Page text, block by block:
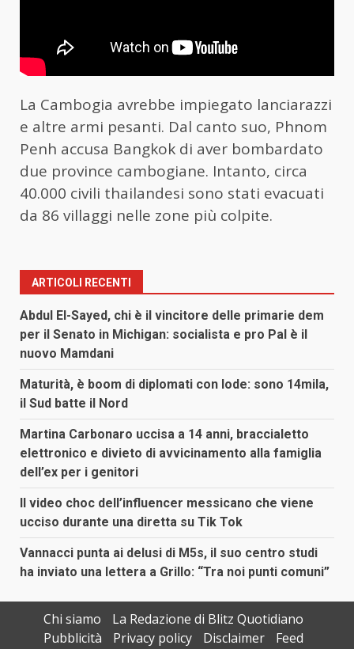
La Cambogia avrebbe impiegato lanciarazzi
e altre armi pesanti. Dal canto suo, Phnom
Penh accusa Bangkok di aver bombardato
due province cambogiane. Intanto, circa
40.000 civili thailandesi sono stati evacuati
da 86 villaggi nelle zone più colpite.
ARTICOLI RECENTI
Abdul El-Sayed, chi è il vincitore delle primarie dem
per il Senato in Michigan: socialista e pro Pal è il
nuovo Mamdani
Maturità, è boom di diplomati con lode: sono 14mila,
il Sud batte il Nord
Martina Carbonaro uccisa a 14 anni, braccialetto
elettronico e divieto di avvicinamento alla famiglia
dell’ex per i genitori
Il video choc dell’influencer messicano che viene
ucciso durante una diretta su Tik Tok
Vannacci punta ai delusi di M5s, il suo centro studi
ha inviato una lettera a Grillo: “Tra noi punti comuni”
Chi siamo
La Redazione di Blitz Quotidiano
Pubblicità
Privacy policy Disclaimer Feed